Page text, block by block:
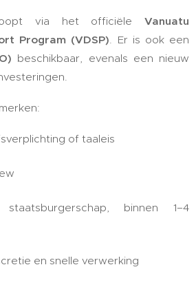
via het officiële Vanuatu
Program (VDSP) . Er is ook een
beschikbaar, evenals een nieuw
of taaleis
staatsburgerschap, binnen 1–4
en snelle verwerking